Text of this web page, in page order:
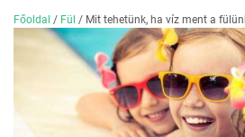
Főoldal / Fül / Mit tehetünk, ha víz ment a